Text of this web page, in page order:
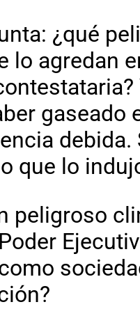
¿qué
lo agredan
gaseado
que lo
peligroso